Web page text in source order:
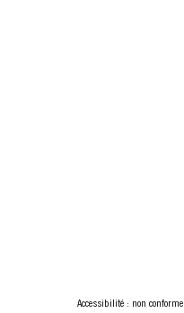
Accessibilité : non conforme